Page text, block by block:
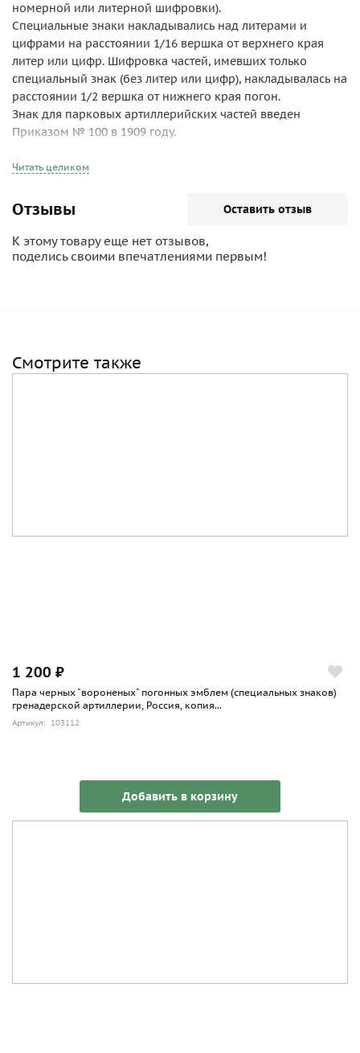
номерной или литерной шифровки).
Специальные знаки накладывались над литерами и
цифрами на расстоянии 1/16 вершка от верхнего края
литер или цифр. Шифровка частей, имевших только
специальный знак (без литер или цифр), накладывалась на
расстоянии 1/2 вершка от нижнего края погон.
Знак для парковых артиллерийских частей введен
Приказом № 100 в 1909 году.
Читать целиком
Отзывы Оставить отзыв
К этому товару еще нет отзывов,
поделись своими впечатлениями первым!
Смотрите также
1 200 ₽
Пара черных "вороненых" погонных эмблем (специальных знаков)
гренадерской артиллерии, Россия, копия...
Артикул: 103112
Добавить в корзину